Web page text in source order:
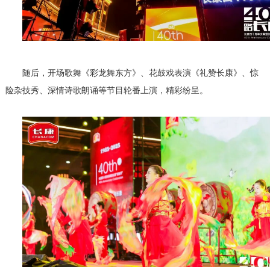
随后，开场歌舞《彩龙舞东方》、花鼓戏表演《礼赞长康》、惊
险杂技秀、深情诗歌朗诵等节目轮番上演，精彩纷呈。